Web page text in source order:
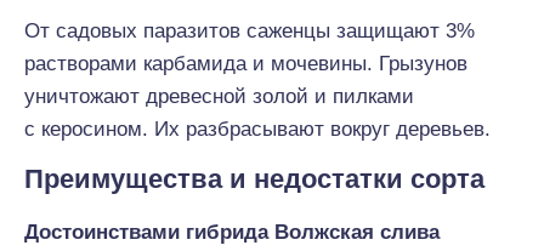
От садовых паразитов саженцы защищают 3%
растворами карбамида и мочевины. Грызунов
уничтожают древесной золой и пилками
с керосином. Их разбрасывают вокруг деревьев.
Преимущества и недостатки сорта
Достоинствами гибрида Волжская слива